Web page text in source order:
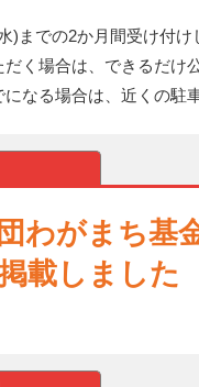
)までの2か月間受け付け
く場合は、できるだけ
なる場合は、近くの駐
わがまち基
載しました